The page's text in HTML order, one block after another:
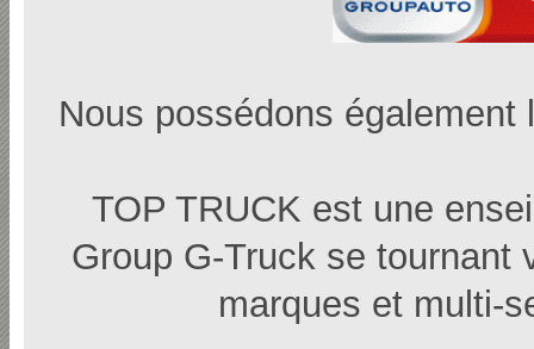
Nous possédons également
TOP TRUCK est une
Group G-Truck se tournant
marques et multi-